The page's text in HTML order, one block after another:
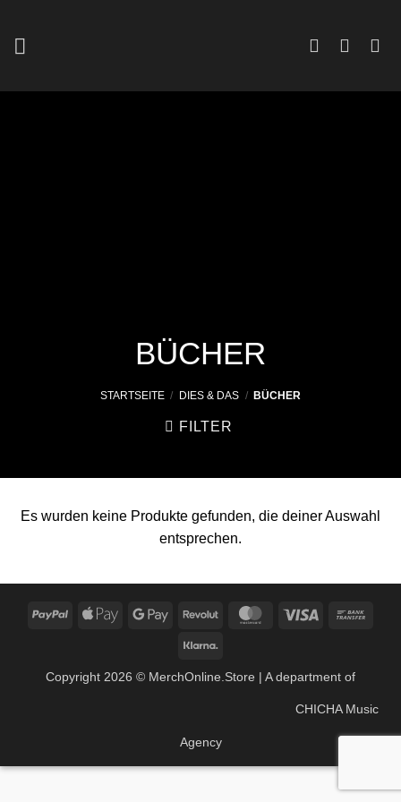
springen
BÜCHER
STARTSEITE / DIES & DAS / BÜCHER
FILTER
Es wurden keine Produkte gefunden, die deiner Auswahl
entsprechen.
PayPal
Apple
Google
Revolut MasterCardVisa
Copyright 2026 © MerchOnline.Store | A department of
CHICHA Music
Agency